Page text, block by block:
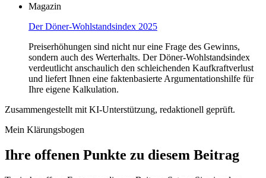
Magazin
Der Döner-Wohlstandsindex 2025
Preiserhöhungen sind nicht nur eine Frage des Gewinns,
sondern auch des Werterhalts. Der Döner-Wohlstandsindex
verdeutlicht anschaulich den schleichenden Kaufkraftverlust
und liefert Ihnen eine faktenbasierte Argumentationshilfe für
Ihre eigene Kalkulation.
Zusammengestellt mit KI-Unterstützung, redaktionell geprüft.
Mein Klärungsbogen
Ihre offenen Punkte zu diesem Beitrag